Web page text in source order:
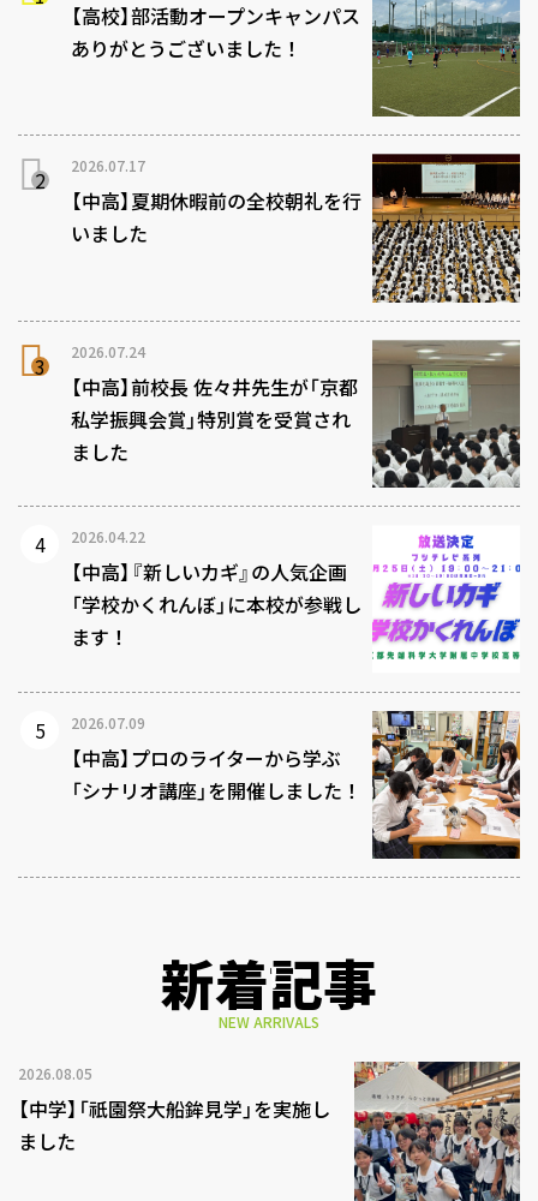
【高校】部活動オープンキャンパス
ありがとうございました！
2026.07.17
【中高】夏期休暇前の全校朝礼を行
いました
2026.07.24
【中高】前校長 佐々井先生が「京都
私学振興会賞」特別賞を受賞され
ました
2026.04.22
【中高】『新しいカギ』の人気企画
「学校かくれんぼ」に本校が参戦し
ます！
2026.07.09
【中高】プロのライターから学ぶ
「シナリオ講座」を開催しました！
新着記事
NEW ARRIVALS
2026.08.05
【中学】「祇園祭大船鉾見学」を実施し
ました